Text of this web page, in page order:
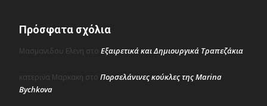
Πρόσφατα σχόλια
Μασμανιδου Ελενη στο Εξαιρετικά και Δημιουργικά Τραπεζάκια
κατερινα Μαρκακη στο Πορσελάνινες κούκλες της Marina
Bychkova